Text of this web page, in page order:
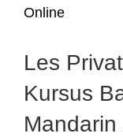
Online
Les
Kursus